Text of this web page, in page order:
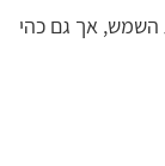
השמש, אך גם כהי